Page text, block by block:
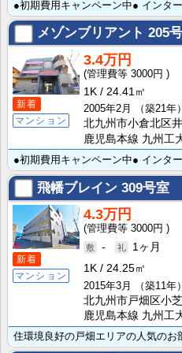
メゾンブリアント 205
新着
マンション
3.4万円
3000円
1K
24.41㎡
2005年2月
（築21年）
北九州市小倉北区
鹿児島本線 九州工
飛幡ブレイン 309号室
新着
マンション
4.3万円
3000円
-
1ヶ月
1K
24.25㎡
2015年3月
（築11年）
北九州市戸畑区小芝
鹿児島本線 九州工